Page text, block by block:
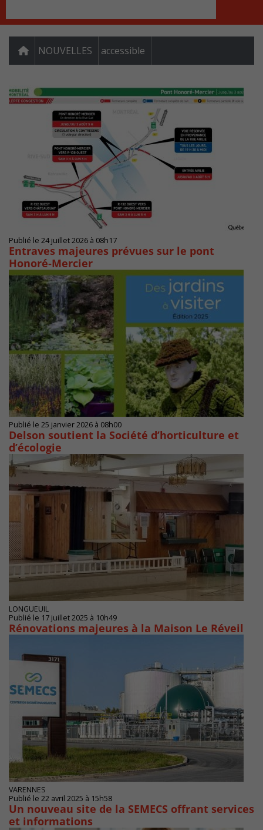
NOUVELLES accessible
Publié le 24 juillet 2026 à 08h17
Entraves majeures prévues sur le pont
Honoré‑Mercier
Publié le 25 janvier 2026 à 08h00
Delson soutient la Société d’horticulture et
d’écologie
LONGUEUIL
Publié le 17 juillet 2025 à 10h49
Rénovations majeures à la Maison Le Réveil
VARENNES
Publié le 22 avril 2025 à 15h58
Un nouveau site de la SEMECS offrant services
et informations